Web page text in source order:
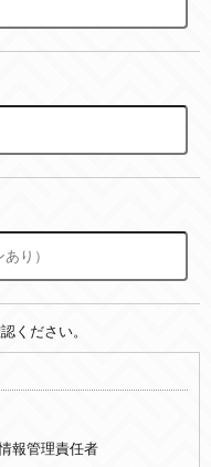
ください。
報管理責任者